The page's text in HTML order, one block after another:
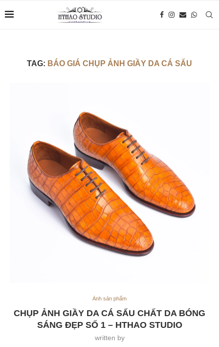
TAG: BÁO GIÁ CHỤP ẢNH GIẦY DA CÁ SẤU
Ảnh sản phẩm
CHỤP ẢNH GIẦY DA CÁ SẤU CHẤT DA BÓNG
SÁNG ĐẸP SỐ 1 – HTHAO STUDIO
written by